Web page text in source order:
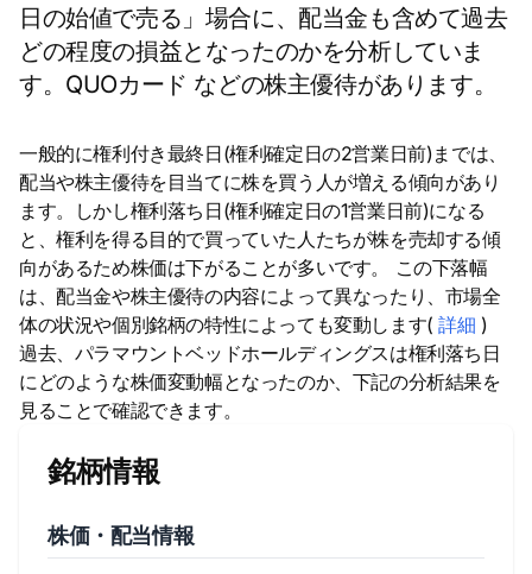
日の始値で売る」場合に、配当金も含めて過去
どの程度の損益となったのかを分析していま
す。QUOカード などの株主優待があります。
一般的に権利付き最終日(権利確定日の2営業日前)までは、
配当や株主優待を目当てに株を買う人が増える傾向があり
ます。しかし権利落ち日(権利確定日の1営業日前)になる
と、権利を得る目的で買っていた人たちが株を売却する傾
向があるため株価は下がることが多いです。 この下落幅
は、配当金や株主優待の内容によって異なったり、市場全
体の状況や個別銘柄の特性によっても変動します(詳細 )
過去、パラマウントベッドホールディングスは権利落ち日
にどのような株価変動幅となったのか、下記の分析結果を
見ることで確認できます。
銘柄情報
株価・配当情報